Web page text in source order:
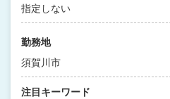
指定しない
勤務地
須賀川市
注目キーワード